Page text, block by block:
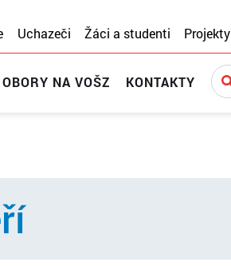
Uchazeči Žáci a studenti Projekty
OBORY NA VOŠZ KONTAKTY